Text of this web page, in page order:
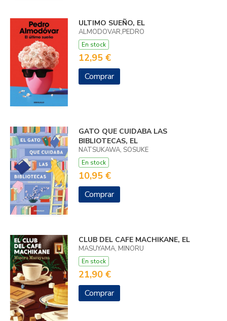
ULTIMO SUEÑO, EL
ALMODOVAR,PEDRO
En stock
12,95 €
Comprar
GATO QUE CUIDABA LAS
BIBLIOTECAS, EL
NATSUKAWA, SOSUKE
En stock
10,95 €
Comprar
CLUB DEL CAFE MACHIKANE, EL
MASUYAMA, MINORU
En stock
21,90 €
Comprar